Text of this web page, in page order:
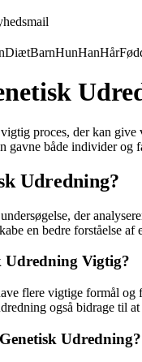
DiætBarnHunHanHår
proces, der kan
gavne både individer og
Udredning?
der
en bedre forståelse
Udredning Vigtig?
flere vigtige formål
også bidrage til
Udredning?